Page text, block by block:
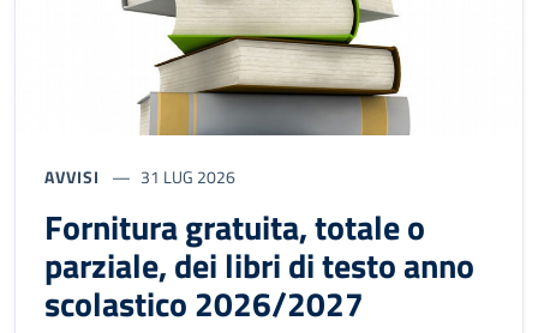
AVVISI 31 LUG 2026
Fornitura gratuita, totale o
parziale, dei libri di testo anno
scolastico 2026/2027